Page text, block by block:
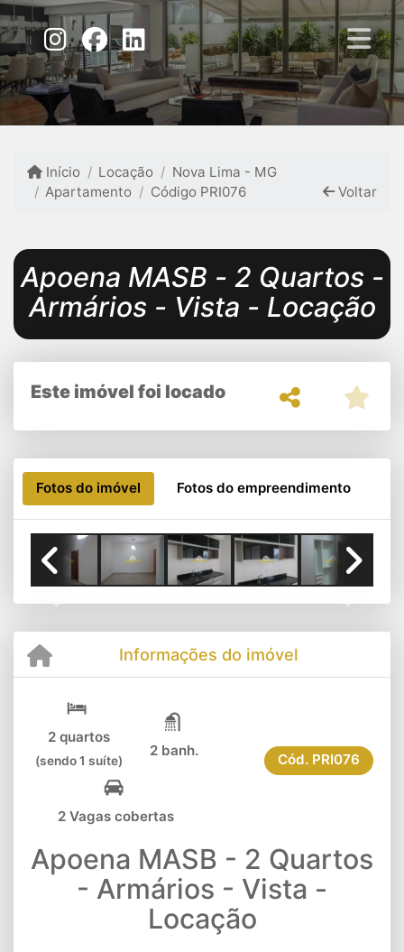
Início Locação
Nova Lima - MG
Apartamento
Código PRI076 Voltar
Apoena MASB - 2 Quartos -
Armários - Vista - Locação
Este imóvel foi locado
Fotos do imóvel Fotos do empreendimento
Informações do imóvel
2 quartos
(sendo 1 suíte)
2 banh.
2 Vagas cobertas
Cód. PRI076
Apoena MASB - 2 Quartos
- Armários - Vista -
Locação